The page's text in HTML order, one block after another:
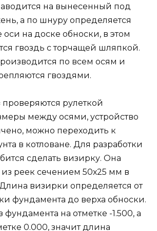
на вынесенный под
а по шнуру определяется
на доске обноски, в этом
гвоздь с торчащей шляпкой.
по всем осям и
гвоздями.
рулеткой
между осями, устройство
можно переходить к
в котловане. Для разработки
сделать визирку. Она
из реек сечением 50х25 мм в
визирки определяется от
фундамента до верха обноски.
на отметке -1.500, а
0.000, значит длина